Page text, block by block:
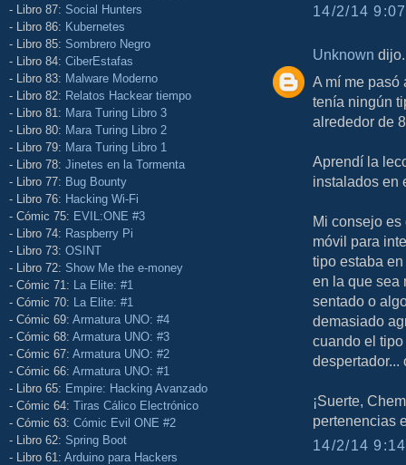
- Libro 87: Social Hunters
- Libro 86: Kubernetes
- Libro 85: Sombrero Negro
- Libro 84: CiberEstafas
- Libro 83: Malware Moderno
- Libro 82: Relatos Hackear tiempo
- Libro 81: Mara Turing Libro 3
- Libro 80: Mara Turing Libro 2
- Libro 79: Mara Turing Libro 1
- Libro 78: Jinetes en la Tormenta
- Libro 77: Bug Bounty
- Libro 76: Hacking Wi-Fi
- Cómic 75: EVIL:ONE #3
- Libro 74: Raspberry Pi
- Libro 73: OSINT
- Libro 72: Show Me the e-money
- Cómic 71: La Elite: #1
- Cómic 70: La Elite: #1
- Cómic 69: Armatura UNO: #4
- Cómic 68: Armatura UNO: #3
- Cómic 67: Armatura UNO: #2
- Cómic 66: Armatura UNO: #1
- Libro 65: Empire: Hacking Avanzado
- Cómic 64: Tiras Cálico Electrónico
- Cómic 63: Cómic Evil ONE #2
- Libro 62: Spring Boot
- Libro 61: Arduino para Hackers
14/2/14
Unknown
A mí me pasó
tenía ningún
alrededor de
Aprendí la
instalados en
Mi consejo es
móvil para
tipo estaba
en la que sea
sentado o
demasiado
cuando el
despertador...
¡Suerte,
pertenencias
14/2/14